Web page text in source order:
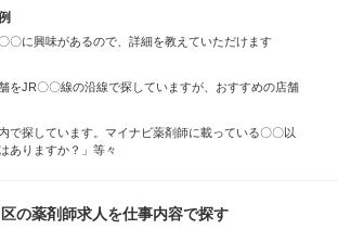
〇に興味があるので、詳細を教えていただけます
をJR〇〇線の沿線で探していますが、おすすめの店舗
で探しています。マイナビ薬剤師に載っている〇〇以
ありますか？」等々
の薬剤師求人を仕事内容で探す